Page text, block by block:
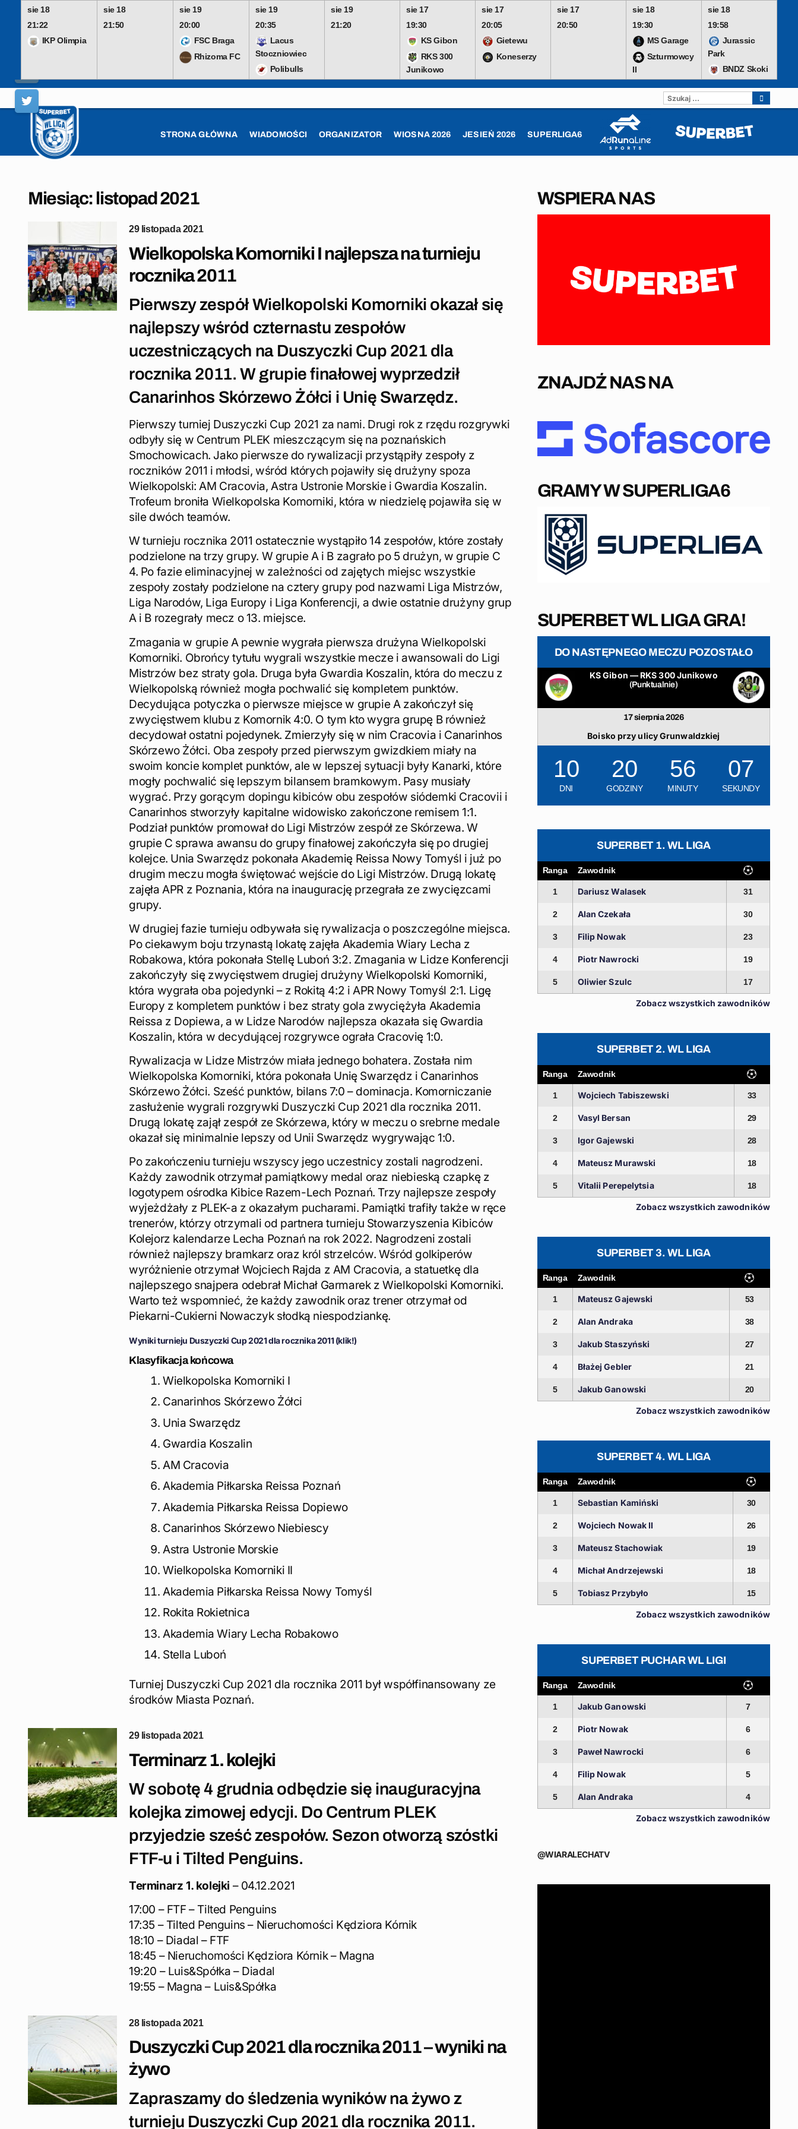
sie 18
21:22
IKP Olimpia
sie 18
21:50
sie 19
20:00
FSC Braga
Rhizoma FC
sie 19
20:35
Lacus
Stoczniowiec
Polibulls
sie 19
21:20
sie 17
19:30
KS Gibon
RKS 300
Junikowo
sie 17
20:05
Gietewu
Koneserzy
sie 17
20:50
sie 18
19:30
MS Garage
Szturmowcy
II
sie 18
19:58
Jurassic
Park
BNDZ Skoki
Skip
content
STRONA GŁÓWNA WIADOMOŚCI ORGANIZATOR WIOSNA 2026 JESIEŃ 2026 SUPERLIGA6
SZUKAJ:
Miesiąc: listopad 2021
29 listopada 2021
Wielkopolska Komorniki I najlepsza na turnieju
rocznika 2011
Pierwszy zespół Wielkopolski Komorniki okazał się
najlepszy wśród czternastu zespołów
uczestniczących na Duszyczki Cup 2021 dla
rocznika 2011. W grupie finałowej wyprzedził
Canarinhos Skórzewo Żółci i Unię Swarzędz.
Pierwszy turniej Duszyczki Cup 2021 za nami. Drugi rok z rzędu rozgrywki
odbyły się w Centrum PLEK mieszczącym się na poznańskich
Smochowicach. Jako pierwsze do rywalizacji przystąpiły zespoły z
roczników 2011 i młodsi, wśród których pojawiły się drużyny spoza
Wielkopolski: AM Cracovia, Astra Ustronie Morskie i Gwardia Koszalin.
Trofeum broniła Wielkopolska Komorniki, która w niedzielę pojawiła się w
sile dwóch teamów.
W turnieju rocznika 2011 ostatecznie wystąpiło 14 zespołów, które zostały
podzielone na trzy grupy. W grupie A i B zagrało po 5 drużyn, w grupie C
4. Po fazie eliminacyjnej w zależności od zajętych miejsc wszystkie
zespoły zostały podzielone na cztery grupy pod nazwami Liga Mistrzów,
Liga Narodów, Liga Europy i Liga Konferencji, a dwie ostatnie drużyny grup
A i B rozegrały mecz o 13. miejsce.
Zmagania w grupie A pewnie wygrała pierwsza drużyna Wielkopolski
Komorniki. Obrońcy tytułu wygrali wszystkie mecze i awansowali do Ligi
Mistrzów bez straty gola. Druga była Gwardia Koszalin, która do meczu z
Wielkopolską również mogła pochwalić się kompletem punktów.
Decydująca potyczka o pierwsze miejsce w grupie A zakończył się
zwycięstwem klubu z Komornik 4:0. O tym kto wygra grupę B również
decydował ostatni pojedynek. Zmierzyły się w nim Cracovia i Canarinhos
Skórzewo Żółci. Oba zespoły przed pierwszym gwizdkiem miały na
swoim koncie komplet punktów, ale w lepszej sytuacji były Kanarki, które
mogły pochwalić się lepszym bilansem bramkowym. Pasy musiały
wygrać. Przy gorącym dopingu kibiców obu zespołów siódemki Cracovii i
Canarinhos stworzyły kapitalne widowisko zakończone remisem 1:1.
Podział punktów promował do Ligi Mistrzów zespół ze Skórzewa. W
grupie C sprawa awansu do grupy finałowej zakończyła się po drugiej
kolejce. Unia Swarzędz pokonała Akademię Reissa Nowy Tomyśl i już po
drugim meczu mogła świętować wejście do Ligi Mistrzów. Drugą lokatę
zajęła APR z Poznania, która na inaugurację przegrała ze zwycięzcami
grupy.
W drugiej fazie turnieju odbywała się rywalizacja o poszczególne miejsca.
Po ciekawym boju trzynastą lokatę zajęła Akademia Wiary Lecha z
Robakowa, która pokonała Stellę Luboń 3:2. Zmagania w Lidze Konferencji
zakończyły się zwycięstwem drugiej drużyny Wielkopolski Komorniki,
która wygrała oba pojedynki – z Rokitą 4:2 i APR Nowy Tomyśl 2:1. Ligę
Europy z kompletem punktów i bez straty gola zwyciężyła Akademia
Reissa z Dopiewa, a w Lidze Narodów najlepsza okazała się Gwardia
Koszalin, która w decydującej rozgrywce ograła Cracovię 1:0.
Rywalizacja w Lidze Mistrzów miała jednego bohatera. Została nim
Wielkopolska Komorniki, która pokonała Unię Swarzędz i Canarinhos
Skórzewo Żółci. Sześć punktów, bilans 7:0 – dominacja. Komorniczanie
zasłużenie wygrali rozgrywki Duszyczki Cup 2021 dla rocznika 2011.
Drugą lokatę zajął zespół ze Skórzewa, który w meczu o srebrne medale
okazał się minimalnie lepszy od Unii Swarzędz wygrywając 1:0.
Po zakończeniu turnieju wszyscy jego uczestnicy zostali nagrodzeni.
Każdy zawodnik otrzymał pamiątkowy medal oraz niebieską czapkę z
logotypem ośrodka Kibice Razem-Lech Poznań. Trzy najlepsze zespoły
wyjeżdżały z PLEK-a z okazałym pucharami. Pamiątki trafiły także w ręce
trenerów, którzy otrzymali od partnera turnieju Stowarzyszenia Kibiców
Kolejorz kalendarze Lecha Poznań na rok 2022. Nagrodzeni zostali
również najlepszy bramkarz oraz król strzelców. Wśród golkiperów
wyróżnienie otrzymał Wojciech Rajda z AM Cracovia, a statuetkę dla
najlepszego snajpera odebrał Michał Garmarek z Wielkopolski Komorniki.
Warto też wspomnieć, że każdy zawodnik oraz trener otrzymał od
Piekarni-Cukierni Nowaczyk słodką niespodziankę.
Wyniki turnieju Duszyczki Cup 2021 dla rocznika 2011 (klik!)
Klasyfikacja końcowa
Wielkopolska Komorniki I
Canarinhos Skórzewo Żółci
Unia Swarzędz
Gwardia Koszalin
AM Cracovia
Akademia Piłkarska Reissa Poznań
Akademia Piłkarska Reissa Dopiewo
Canarinhos Skórzewo Niebiescy
Astra Ustronie Morskie
Wielkopolska Komorniki II
Akademia Piłkarska Reissa Nowy Tomyśl
Rokita Rokietnica
Akademia Wiary Lecha Robakowo
Stella Luboń
Turniej Duszyczki Cup 2021 dla rocznika 2011 był współfinansowany ze
środków Miasta Poznań.
29 listopada 2021
Terminarz 1. kolejki
W sobotę 4 grudnia odbędzie się inauguracyjna
kolejka zimowej edycji. Do Centrum PLEK
przyjedzie sześć zespołów. Sezon otworzą szóstki
FTF-u i Tilted Penguins.
Terminarz 1. kolejki – 04.12.2021
17:00 – FTF – Tilted Penguins
17:35 – Tilted Penguins – Nieruchomości Kędziora Kórnik
18:10 – Diadal – FTF
18:45 – Nieruchomości Kędziora Kórnik – Magna
19:20 – Luis&Spółka – Diadal
19:55 – Magna – Luis&Spółka
28 listopada 2021
Duszyczki Cup 2021 dla rocznika 2011 – wyniki na
żywo
Zapraszamy do śledzenia wyników na żywo z
turnieju Duszyczki Cup 2021 dla rocznika 2011.
WSPIERA NAS
ZNAJDŹ NAS NA
GRAMY W SUPERLIGA6
SUPERBET WL LIGA GRA!
DO NASTĘPNEGO MECZU POZOSTAŁO
KS Gibon — RKS 300 Junikowo
(Punktualnie)
17 sierpnia 2026
Boisko przy ulicy Grunwaldzkiej
10
DNI
20
GODZINY
56
MINUTY
06
SEKUNDY
SUPERBET 1. WL LIGA
Ranga Zawodnik
1 Dariusz Walasek 31
2 Alan Czekała 30
3 Filip Nowak 23
4 Piotr Nawrocki 19
5 Oliwier Szulc 17
Zobacz wszystkich zawodników
SUPERBET 2. WL LIGA
Ranga Zawodnik
1 Wojciech Tabiszewski 33
2 Vasyl Bersan 29
3 Igor Gajewski 28
4 Mateusz Murawski 18
5 Vitalii Perepelytsia 18
Zobacz wszystkich zawodników
SUPERBET 3. WL LIGA
Ranga Zawodnik
1 Mateusz Gajewski 53
2 Alan Andraka 38
3 Jakub Staszyński 27
4 Błażej Gebler 21
5 Jakub Ganowski 20
Zobacz wszystkich zawodników
SUPERBET 4. WL LIGA
Ranga Zawodnik
1 Sebastian Kamiński 30
2 Wojciech Nowak II 26
3 Mateusz Stachowiak 19
4 Michał Andrzejewski 18
5 Tobiasz Przybyło 15
Zobacz wszystkich zawodników
SUPERBET PUCHAR WL LIGI
Ranga Zawodnik
1 Jakub Ganowski 7
2 Piotr Nowak 6
3 Paweł Nawrocki 6
4 Filip Nowak 5
5 Alan Andraka 4
Zobacz wszystkich zawodników
@WIARALECHATV